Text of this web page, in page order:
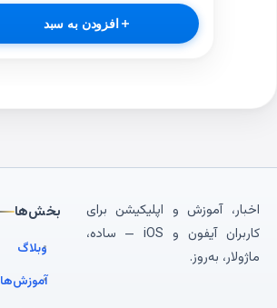
افزودن به سبد
اخبار، آموزش و اپلیکیشن برای
کاربران آیفون و iOS — ساده،
ماژولار، به‌روز.
بخش‌ها
وبلاگ
آموزش‌ها